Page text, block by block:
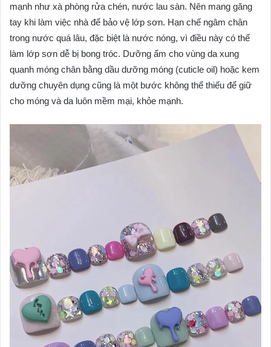
mạnh như xà phòng rửa chén, nước lau sàn. Nên mang găng
tay khi làm việc nhà để bảo vệ lớp sơn. Hạn chế ngâm chân
trong nước quá lâu, đặc biệt là nước nóng, vì điều này có thể
làm lớp sơn dễ bị bong tróc. Dưỡng ẩm cho vùng da xung
quanh móng chân bằng dầu dưỡng móng (cuticle oil) hoặc kem
dưỡng chuyên dụng cũng là một bước không thể thiếu để giữ
cho móng và da luôn mềm mại, khỏe mạnh.